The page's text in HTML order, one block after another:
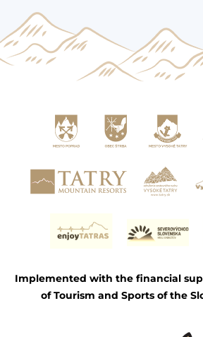
Implemented with the financial
of Tourism and Sports of the